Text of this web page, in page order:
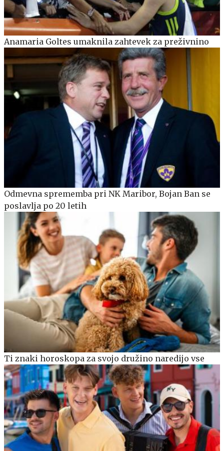
Anamaria Goltes umaknila zahtevek za preživnino
Odmevna sprememba pri NK Maribor, Bojan Ban se
poslavlja po 20 letih
Ti znaki horoskopa za svojo družino naredijo vse